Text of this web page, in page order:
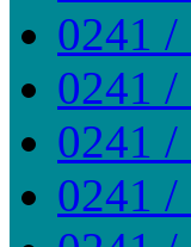
0241 /
0241 /
0241 /
0241